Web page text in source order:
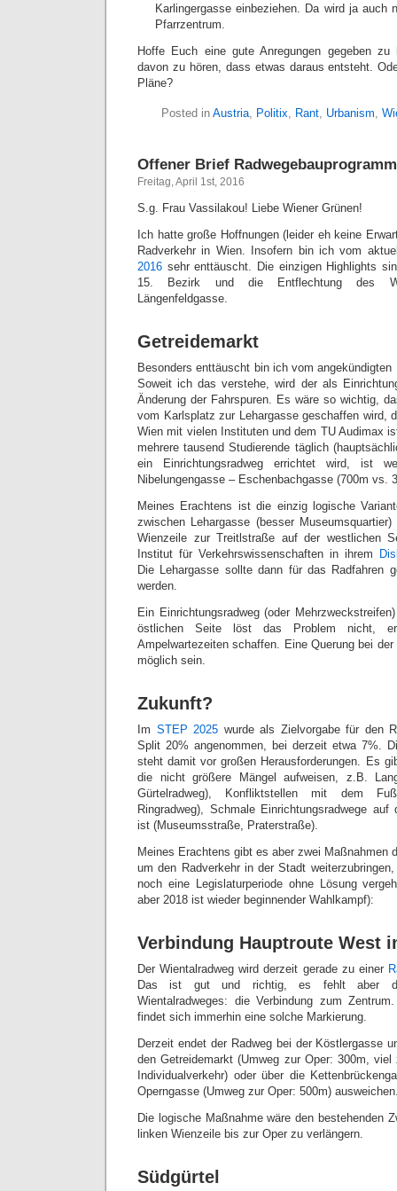
Karlingergasse einbeziehen. Da wird ja auch
Pfarrzentrum.
Hoffe Euch eine gute Anregungen gegeben zu
davon zu hören, dass etwas daraus entsteht.
Pläne?
Posted in Austria, Politix, Rant, Urbanism,
Offener Brief
Freitag, April 1st, 2016
S.g. Frau Vassilakou! Liebe Wiener Grünen!
Ich hatte große Hoffnungen (leider eh keine
Radverkehr in Wien. Insofern bin ich vom
2016 sehr enttäuscht. Die einzigen Highlights
15. Bezirk und die Entflechtung des
Längenfeldgasse.
Getreidemarkt
Besonders enttäuscht bin ich vom angekündigten
Soweit ich das verstehe, wird der als
Änderung der Fahrspuren. Es wäre so wichtig,
vom Karlsplatz zur Lehargasse geschaffen wird,
Wien mit vielen Instituten und dem TU Audimax
mehrere tausend Studierende täglich
ein Einrichtungsradweg errichtet wird, ist
Nibelungengasse – Eschenbachgasse (700m vs.
Meines Erachtens ist die einzig logische
zwischen Lehargasse (besser
Wienzeile zur Treitlstraße auf der westlichen
Institut für Verkehrswissenschaften in ihrem
Die Lehargasse sollte dann für das Radfahren
werden.
Ein Einrichtungsradweg (oder
östlichen Seite löst das Problem nicht,
Ampelwartezeiten schaffen. Eine Querung bei
möglich sein.
Zukunft?
Im STEP 2025 wurde als Zielvorgabe für den
Split 20% angenommen, bei derzeit etwa 7%.
steht damit vor großen Herausforderungen. Es
die nicht größere Mängel aufweisen, z.B.
Gürtelradweg), Konfliktstellen mit dem
Ringradweg), Schmale Einrichtungsradwege auf
ist (Museumsstraße, Praterstraße).
Meines Erachtens gibt es aber zwei Maßnahmen
um den Radverkehr in der Stadt
noch eine Legislaturperiode ohne Lösung
aber 2018 ist wieder beginnender Wahlkampf):
Verbindung Hauptroute West
Der Wientalradweg wird derzeit gerade zu einer
Das ist gut und richtig, es fehlt aber
Wientalradweges: die Verbindung zum
findet sich immerhin eine solche Markierung.
Derzeit endet der Radweg bei der Köstlergasse
den Getreidemarkt (Umweg zur Oper: 300m,
Individualverkehr) oder über die
Operngasse (Umweg zur Oper: 500m)
Die logische Maßnahme wäre den bestehenden
linken Wienzeile bis zur Oper zu verlängern.
Südgürtel